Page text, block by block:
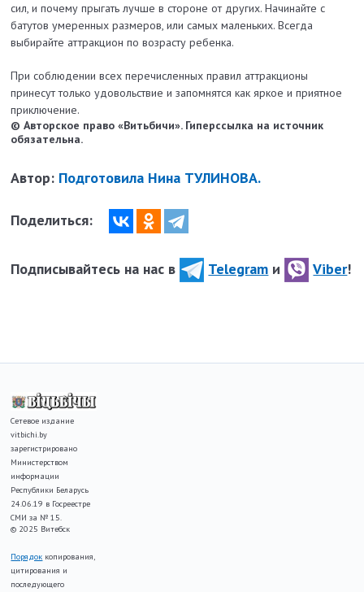
сил, и почему прыгать лучше в стороне от других. Начинайте с
батутов умеренных размеров, или самых маленьких. Всегда
выбирайте аттракцион по возрасту ребенка.
При соблюдении всех перечисленных правил аттракционы
принесут только удовольствие и запомнятся как яркое и приятное
приключение.
© Авторское право «Витьбичи». Гиперссылка на источник
обязательна.
Автор: Подготовила Нина ТУЛИНОВА.
Поделиться:
Подписывайтесь на нас в Telegram и Viber!
Сетевое издание
vitbichi.by
зарегистрировано
Министерством
информации
Республики Беларусь
24.06.19 в Госреестре
СМИ за № 15.
© 2025 Витебск
Порядок копирования,
цитирования и
последующего